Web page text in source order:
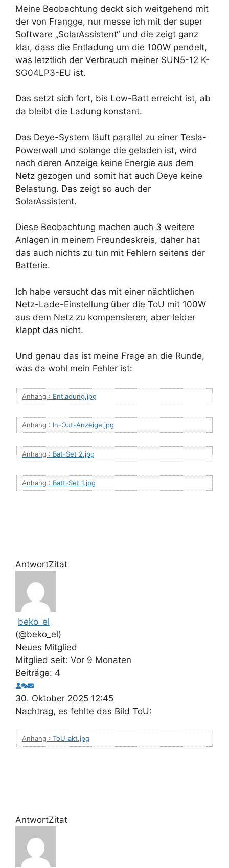
Meine Beobachtung deckt sich weitgehend mit
der von Frangge, nur messe ich mit der super
Software „SolarAssistent“ und die zeigt ganz
klar, dass die Entladung um die 100W pendelt,
was letztlich der Verbrauch meiner SUN5-12 K-
SG04LP3-EU ist.
Das setzt sich fort, bis Low-Batt erreicht ist, ab
da bleibt die Ladung konstant.
Das Deye-System läuft parallel zu einer Tesla-
Powerwall und solange die geladen ist, wird
nach deren Anzeige keine Energie aus dem
Netz gezogen und somit hat auch Deye keine
Belastung. Das zeigt so auch der
SolarAssistent.
Diese Beobachtung machen auch 3 weitere
Anlagen in meinem Freundeskreis, daher hat
das auch nichts zu tun mit Fehlern seitens der
Batterie.
Ich habe versucht das mit einer nächtlichen
Netz-Lade-Einstellung über die ToU mit 100W
aus dem Netz zu kompensieren, aber leider
klappt das nicht.
Und genau das ist meine Frage an die Runde,
was da wohl mein Fehler ist:
Anhang : Entladung.jpg
Anhang : In-Out-Anzeige.jpg
Anhang : Bat-Set 2.jpg
Anhang : Batt-Set 1.jpg
AntwortZitat
beko_el
(@beko_el)
Neues Mitglied
Mitglied seit: Vor 9 Monaten
Beiträge: 4
30. Oktober 2025 12:45
Nachtrag, es fehlte das Bild ToU:
Anhang : ToU_akt.jpg
AntwortZitat